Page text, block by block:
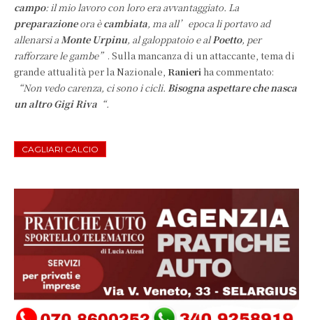
campo: il mio lavoro con loro era avvantaggiato. La
preparazioneora ècambiata, ma all’epoca li portavo ad
allenarsi aMonte Urpinu, al galoppatoio e alPoetto, per
rafforzare le gambe” . Sulla mancanza di un attaccante, tema di
grande attualità per la Nazionale, Ranieri ha commentato:
“Non vedo carenza, ci sono i cicli. Bisogna aspettare che nasca
un altro Gigi Riva “.
CAGLIARI CALCIO